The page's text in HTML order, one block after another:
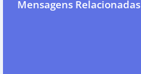
Mensagens Relacionadas